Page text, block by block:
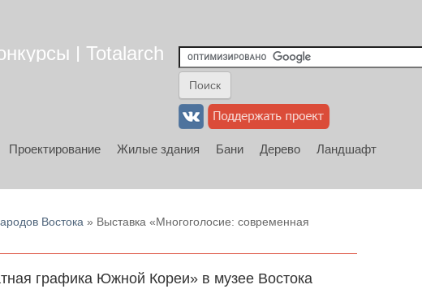
| Totalarch
Проектирование Жилые здания Бани Дерево
Ландшафт
Востока » Выставка «Многоголосие: современная
графика Южной Кореи» в музее Востока